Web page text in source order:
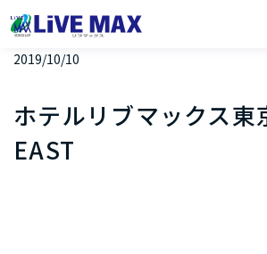
2019/10/10
ホテルリブマックス東
EAST